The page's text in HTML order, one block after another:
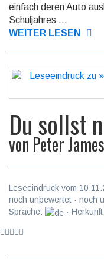
einfach deren Auto
Schuljahres ...
WEITER LESEN
Du sollst
von Peter James
Leseeindruck vom
noch unbewertet · noch
Sprache:
· Herkunft: